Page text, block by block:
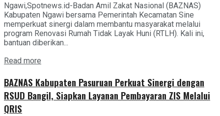
Ngawi,Spotnews.id-Badan Amil Zakat Nasional (BAZNAS)
Kabupaten Ngawi bersama Pemerintah Kecamatan Sine
memperkuat sinergi dalam membantu masyarakat melalui
program Renovasi Rumah Tidak Layak Huni (RTLH). Kali ini,
bantuan diberikan...
Read more
BAZNAS Kabupaten Pasuruan Perkuat Sinergi dengan
RSUD Bangil, Siapkan Layanan Pembayaran ZIS Melalui
QRIS